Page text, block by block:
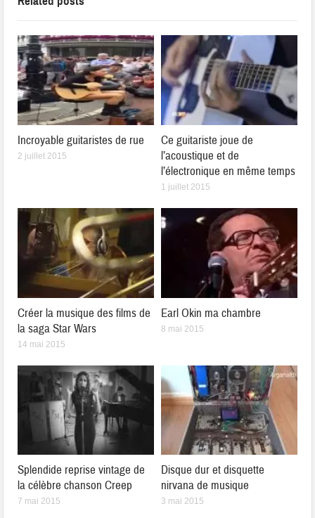
Incroyable guitaristes de rue
2 juillet 2015
Ce guitariste joue de
l’acoustique et de
l’électronique en même temps
1 juillet 2015
Créer la musique des films de
la saga Star Wars
14 mai 2015
Earl Okin ma chambre
8 mai 2015
Splendide reprise vintage de
la célèbre chanson Creep
7 mai 2015
Disque dur et disquette
nirvana de musique
3 mai 2015